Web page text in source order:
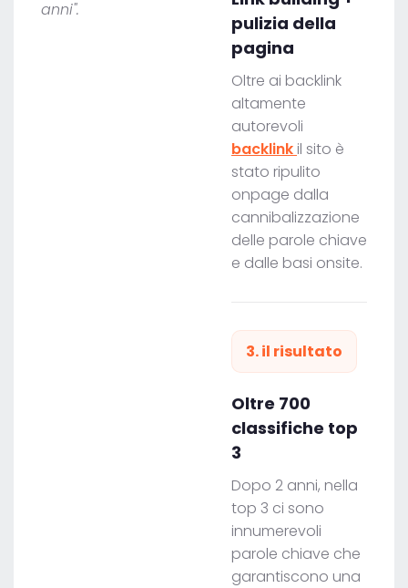
anni".
pulizia della
pagina
Oltre ai backlink
altamente
autorevoli
backlink il sito è
stato ripulito
onpage dalla
cannibalizzazione
delle parole chiave
e dalle basi onsite.
3. il risultato
Oltre 700
classifiche top
3
Dopo 2 anni, nella
top 3 ci sono
innumerevoli
parole chiave che
garantiscono una